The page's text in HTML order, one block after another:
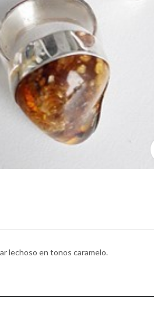
lechoso en tonos caramelo.